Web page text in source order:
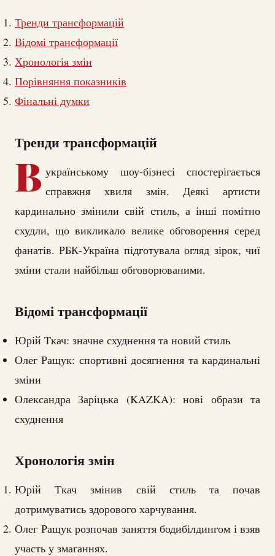
Тренди трансформацій
Відомі трансформації
Хронологія змін
Порівняння показників
Фінальні думки
Тренди трансформацій
В українському шоу-бізнесі спостерігається
справжня хвиля змін. Деякі артисти
кардинально змінили свій стиль, а інші помітно
схудли, що викликало велике обговорення серед
фанатів. РБК-Україна підготувала огляд зірок, чиї
зміни стали найбільш обговорюваними.
Відомі трансформації
Юрій Ткач: значне схуднення та новий стиль
Олег Ращук: спортивні досягнення та кардинальні
зміни
Олександра Заріцька (KAZKA): нові образи та
схуднення
Хронологія змін
Юрій Ткач змінив свій стиль та почав
дотримуватись здорового харчування.
Олег Ращук розпочав заняття бодибілдингом і взяв
участь у змаганнях.